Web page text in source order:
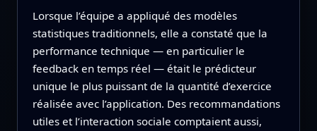
Lorsque l’équipe a appliqué des modèles
statistiques traditionnels, elle a constaté que la
performance technique — en particulier le
feedback en temps réel — était le prédicteur
unique le plus puissant de la quantité d’exercice
réalisée avec l’application. Des recommandations
utiles et l’interaction sociale comptaient aussi,